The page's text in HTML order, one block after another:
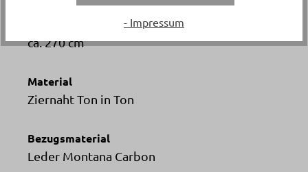
ca. 270 cm
Material
Ziernaht Ton in Ton
Bezugsmaterial
Leder Montana Carbon
- Impressum